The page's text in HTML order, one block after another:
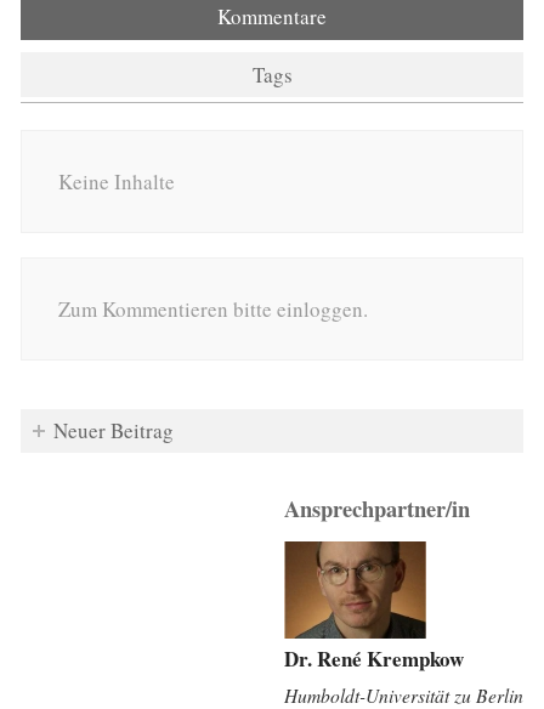
Kommentare
Tags
Keine Inhalte
Zum Kommentieren bitte einloggen.
Neuer Beitrag
Ansprechpartner/in
Dr. René Krempkow
Humboldt-Universität zu Berlin